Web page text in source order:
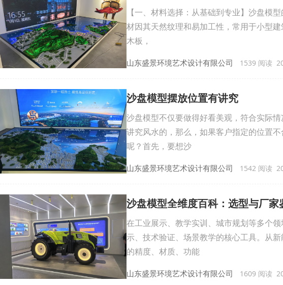
【一、材料选择：从基础到专业】沙盘模
材因其天然纹理和易加工性，常用于小型
木板，
山东盛景环境艺术设计有限公司 1539 阅读
沙盘模型摆放位置有讲究
沙盘模型不仅要做得好看美观，符合实际
讲究风水的，那么，如果客户指定的位置
呢？首先，要想沙
山东盛景环境艺术设计有限公司 1542 阅读
沙盘模型全维度百科：选型与厂家
在工业展示、教学实训、城市规划等多个
示、技术验证、场景教学的核心工具。从
的精度、材质、功能
山东盛景环境艺术设计有限公司 1609 阅读